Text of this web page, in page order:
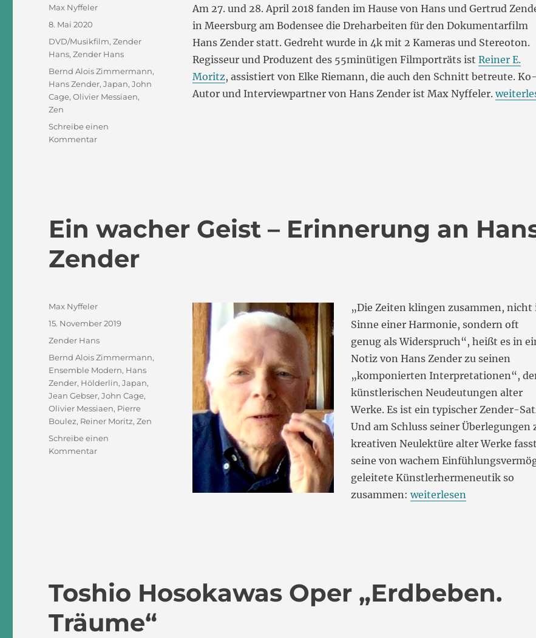
Am 27. und 28. April 2018 fanden im Hause von Hans und Gertrud
in Meersburg am Bodensee die Dreharbeiten für den Dokumentarfilm
Hans Zender statt. Gedreht wurde in 4k mit 2 Kameras und Stereoton.
Regisseur und Produzent des 55minütigen Filmporträts ist Reiner E.
Moritz, assistiert von Elke Riemann, die auch den Schnitt betreute. Ko-
Autor und Interviewpartner von Hans Zender ist Max Nyffeler.
Autor
Max Nyffeler
Veröffentlicht
8. Mai 2020
Kategorien
DVD/Musikfilm,Zender
Hans,Zender Hans
Schlagwörter
Bernd Alois Zimmermann,
Hans Zender,Japan,John
Cage,Olivier Messiaen,
Zen
Schreibe einen
Kommentarzu
Ein wacher Geist – Erinnerung an
Zender
„Die Zeiten klingen zusammen, nicht
Sinne einer Harmonie, sondern oft
genug als Widerspruch“, heißt es in
Notiz von Hans Zender zu seinen
„komponierten Interpretationen“,
künstlerischen Neudeutungen alter
Werke. Es ist ein typischer Zender-
Und am Schluss seiner Überlegungen
kreativen Neulektüre alter Werke
seine von wachem
geleitete Künstlerhermeneutik so
zusammen: „Ein wacher Geist –
weiterlesen
Autor
Max Nyffeler
Veröffentlicht
15. November 2019
Kategorien
Zender Hans
Schlagwörter
Bernd Alois Zimmermann,
Ensemble Modern, Hans
Zender, Hölderlin,Japan,
Jean Gebser,John Cage,
Olivier Messiaen, Pierre
Boulez, Reiner Moritz,Zen
Schreibe einen
Kommentarzu
Toshio Hosokawas Oper „Erdbeben.
Träume“